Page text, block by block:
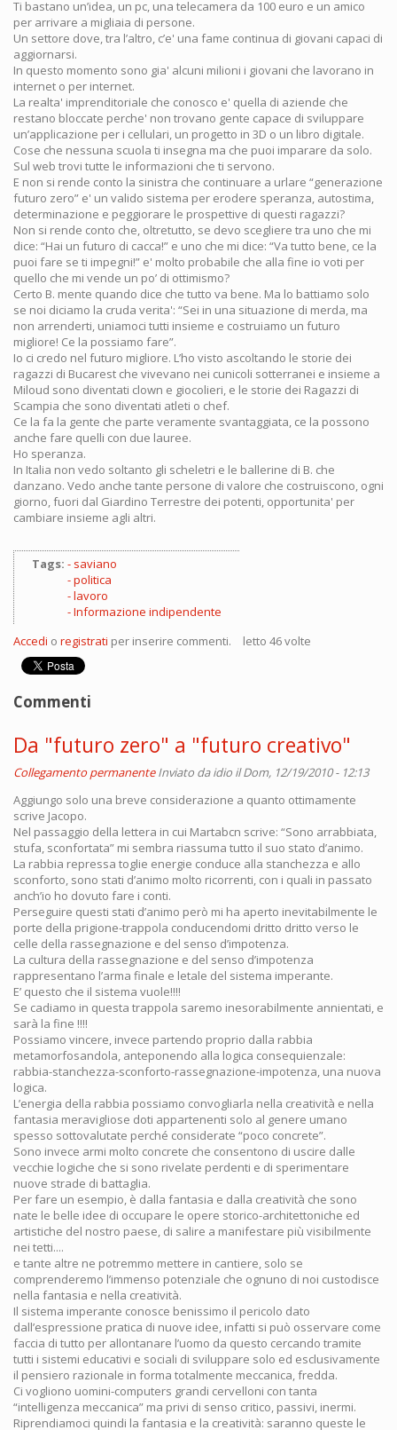
Ti bastano un’idea, un pc, una telecamera da 100 euro e un amico
per arrivare a migliaia di persone.
Un settore dove, tra l’altro, c’e' una fame continua di giovani capaci di
aggiornarsi.
In questo momento sono gia' alcuni milioni i giovani che lavorano in
internet o per internet.
La realta' imprenditoriale che conosco e' quella di aziende che
restano bloccate perche' non trovano gente capace di sviluppare
un’applicazione per i cellulari, un progetto in 3D o un libro digitale.
Cose che nessuna scuola ti insegna ma che puoi imparare da solo.
Sul web trovi tutte le informazioni che ti servono.
E non si rende conto la sinistra che continuare a urlare “generazione
futuro zero” e' un valido sistema per erodere speranza, autostima,
determinazione e peggiorare le prospettive di questi ragazzi?
Non si rende conto che, oltretutto, se devo scegliere tra uno che mi
dice: “Hai un futuro di cacca!” e uno che mi dice: “Va tutto bene, ce la
puoi fare se ti impegni!” e' molto probabile che alla fine io voti per
quello che mi vende un po’ di ottimismo?
Certo B. mente quando dice che tutto va bene. Ma lo battiamo solo
se noi diciamo la cruda verita': “Sei in una situazione di merda, ma
non arrenderti, uniamoci tutti insieme e costruiamo un futuro
migliore! Ce la possiamo fare”.
Io ci credo nel futuro migliore. L’ho visto ascoltando le storie dei
ragazzi di Bucarest che vivevano nei cunicoli sotterranei e insieme a
Miloud sono diventati clown e giocolieri, e le storie dei Ragazzi di
Scampia che sono diventati atleti o chef.
Ce la fa la gente che parte veramente svantaggiata, ce la possono
anche fare quelli con due lauree.
Ho speranza.
In Italia non vedo soltanto gli scheletri e le ballerine di B. che
danzano. Vedo anche tante persone di valore che costruiscono, ogni
giorno, fuori dal Giardino Terrestre dei potenti, opportunita' per
cambiare insieme agli altri.
Tags:
saviano
politica
lavoro
Informazione indipendente
Accedi o registrati per inserire commenti. letto 46 volte
Commenti
Da "futuro zero" a "futuro creativo"
Collegamento permanente Inviato daidio il Dom, 12/19/2010 - 12:13
Aggiungo solo una breve considerazione a quanto ottimamente
scrive Jacopo.
Nel passaggio della lettera in cui Martabcn scrive: “Sono arrabbiata,
stufa, sconfortata” mi sembra riassuma tutto il suo stato d’animo.
La rabbia repressa toglie energie conduce alla stanchezza e allo
sconforto, sono stati d’animo molto ricorrenti, con i quali in passato
anch’io ho dovuto fare i conti.
Perseguire questi stati d’animo però mi ha aperto inevitabilmente le
porte della prigione-trappola conducendomi dritto dritto verso le
celle della rassegnazione e del senso d’impotenza.
La cultura della rassegnazione e del senso d’impotenza
rappresentano l’arma finale e letale del sistema imperante.
E’ questo che il sistema vuole!!!!
Se cadiamo in questa trappola saremo inesorabilmente annientati, e
sarà la fine !!!!
Possiamo vincere, invece partendo proprio dalla rabbia
metamorfosandola, anteponendo alla logica consequienzale:
rabbia-stanchezza-sconforto-rassegnazione-impotenza, una nuova
logica.
L’energia della rabbia possiamo convogliarla nella creatività e nella
fantasia meravigliose doti appartenenti solo al genere umano
spesso sottovalutate perché considerate “poco concrete”.
Sono invece armi molto concrete che consentono di uscire dalle
vecchie logiche che si sono rivelate perdenti e di sperimentare
nuove strade di battaglia.
Per fare un esempio, è dalla fantasia e dalla creatività che sono
nate le belle idee di occupare le opere storico-architettoniche ed
artistiche del nostro paese, di salire a manifestare più visibilmente
nei tetti....
e tante altre ne potremmo mettere in cantiere, solo se
comprenderemo l’immenso potenziale che ognuno di noi custodisce
nella fantasia e nella creatività.
Il sistema imperante conosce benissimo il pericolo dato
dall’espressione pratica di nuove idee, infatti si può osservare come
faccia di tutto per allontanare l’uomo da questo cercando tramite
tutti i sistemi educativi e sociali di sviluppare solo ed esclusivamente
il pensiero razionale in forma totalmente meccanica, fredda.
Ci vogliono uomini-computers grandi cervelloni con tanta
“intelligenza meccanica” ma privi di senso critico, passivi, inermi.
Riprendiamoci quindi la fantasia e la creatività: saranno queste le